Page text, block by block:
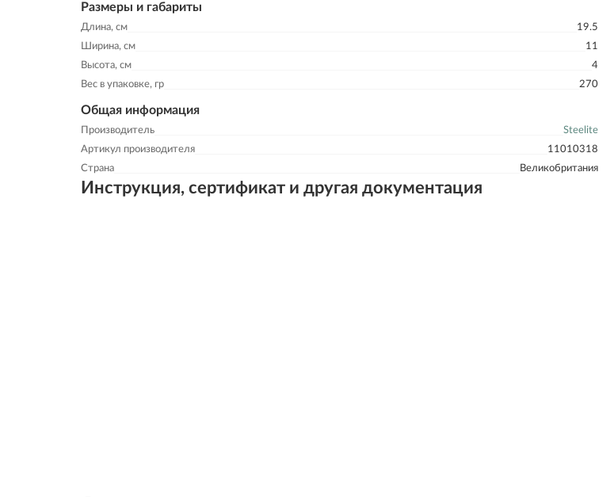
Размеры и габариты
Длина, см
19.5
Ширина, см
11
Высота, см
4
Вес в упаковке, гр
270
Общая информация
Производитель
Steelite
Артикул производителя
11010318
Страна
Великобритания
Инструкция, сертификат и другая документация